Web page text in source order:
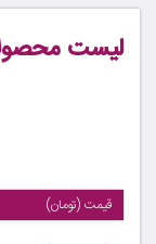
لیست
قیمت (تومان)